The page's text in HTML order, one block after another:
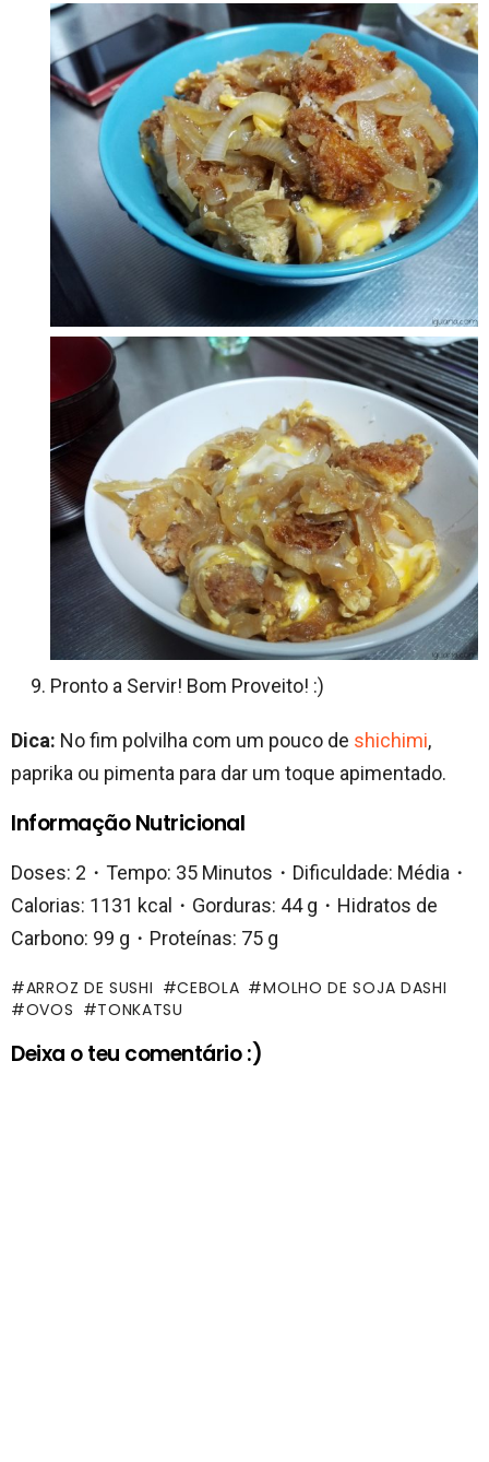
Pronto a Servir! Bom Proveito! :)
Dica: No fim polvilha com um pouco de shichimi,
paprika ou pimenta para dar um toque apimentado.
Informação Nutricional
Doses: 2・Tempo: 35 Minutos・Dificuldade: Média・
Calorias: 1131 kcal・Gorduras: 44 g・Hidratos de
Carbono: 99 g・Proteínas: 75 g
ARROZ DE SUSHI CEBOLA
MOLHO DE SOJA DASHI
OVOS
TONKATSU
Deixa o teu comentário :)